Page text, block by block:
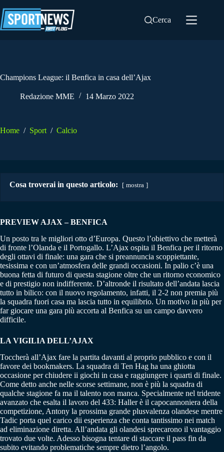
al
contenuto
Cerca
Champions League: il Benfica in casa dell’Ajax
Redazione MME 14 Marzo 2022
Home / Sport / Calcio
Cosa troverai in questo articolo: mostra
PREVIEW AJAX – BENFICA
Un posto tra le migliori otto d’Europa. Questo l’obiettivo che metterà
di fronte l’Olanda e il Portogallo. L’Ajax ospita il Benfica per il ritorno
degli ottavi di finale: una gara che si preannuncia scoppiettante,
tesissima e con un’atmosfera delle grandi occasioni. In palio c’è una
buona fetta di futuro di questa stagione oltre che un ritorno economico
e di prestigio non indifferente. D’altronde il risultato dell’andata lascia
tutto in bilico: con il nuovo regolamento, infatti, il 2-2 non premia più
la squadra fuori casa ma lascia tutto in equilibrio. Un motivo in più per
far giocare una gara più accorta al Benfica su un campo davvero
difficile.
LA VIGILIA DELL’AJAX
Toccherà all’Ajax fare la partita davanti al proprio pubblico e con il
favore dei bookmakers. La squadra di Ten Hag ha una ghiotta
occasione per chiudere ii giochi in casa e raggiungere i quarti di finale.
Come detto anche nelle scorse settimane, non è più la squadra di
qualche stagione fa ma il talento non manca. Specialmente nel tridente
avanzato che esalta il lavoro del 433: Haller è il capocannoniera della
competizione, Antony la prossima grande plusvalenza olandese mentre
Tadic porta quel carico dii esperienza che conta tantissimo nei match
ad eliminazione diretta. All’andata gli olandesi sprecarono il vantaggio
trovato due volte. Adesso bisogna tentare di staccare il pass fin da
subito evitando problematiche sempre dietro l’angolo.